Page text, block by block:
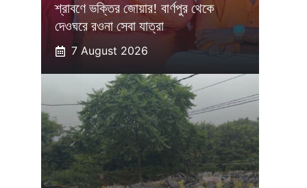
শ্রাবণে ভক্তির জোয়ার! বার্ণপুর থেকে
দেওঘরে রওনা সেবা যাত্রা
7 August 2026